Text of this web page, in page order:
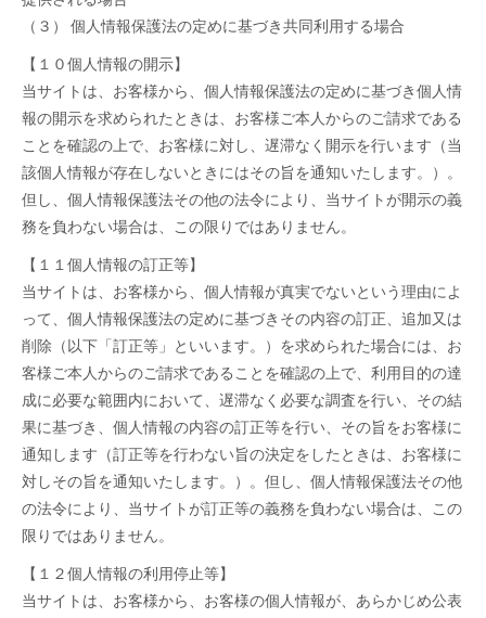
（３） 個人情報保護法の定めに基づき共同利用する場合
【１０個人情報の開示】
当サイトは、お客様から、個人情報保護法の定めに基づき個人情
報の開示を求められたときは、お客様ご本人からのご請求である
ことを確認の上で、お客様に対し、遅滞なく開示を行います（当
該個人情報が存在しないときにはその旨を通知いたします。）。
但し、個人情報保護法その他の法令により、当サイトが開示の義
務を負わない場合は、この限りではありません。
【１１個人情報の訂正等】
当サイトは、お客様から、個人情報が真実でないという理由によ
って、個人情報保護法の定めに基づきその内容の訂正、追加又は
削除（以下「訂正等」といいます。）を求められた場合には、お
客様ご本人からのご請求であることを確認の上で、利用目的の達
成に必要な範囲内において、遅滞なく必要な調査を行い、その結
果に基づき、個人情報の内容の訂正等を行い、その旨をお客様に
通知します（訂正等を行わない旨の決定をしたときは、お客様に
対しその旨を通知いたします。）。但し、個人情報保護法その他
の法令により、当サイトが訂正等の義務を負わない場合は、この
限りではありません。
【１２個人情報の利用停止等】
当サイトは、お客様から、お客様の個人情報が、あらかじめ公表